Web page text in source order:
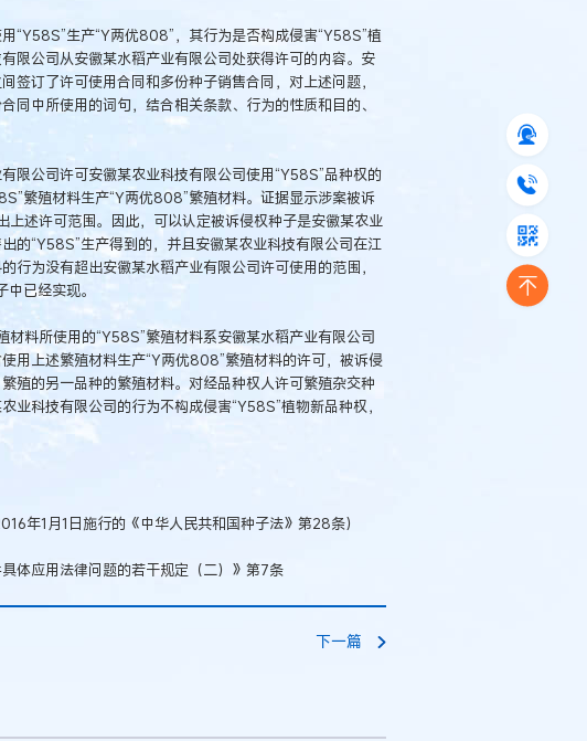
“Y58S”生产“Y两优808”，其行为是否构成侵害“Y58S”植
限公司从安徽某水稻产业有限公司处获得许可的内容。安
签订了许可使用合同和多份种子销售合同，对上述问题，
同中所使用的词句，结合相关条款、行为的性质和目的、
限公司许可安徽某农业科技有限公司使用“Y58S”品种权的
繁殖材料生产“Y两优808”繁殖材料。证据显示涉案被诉
述许可范围。因此，可以认定被诉侵权种子是安徽某农业
的“Y58S”生产得到的，并且安徽某农业科技有限公司在江
行为没有超出安徽某水稻产业有限公司许可使用的范围，
已经实现。
料所使用的“Y58S”繁殖材料系安徽某水稻产业有限公司
用上述繁殖材料生产“Y两优808”繁殖材料的许可，被诉侵
殖的另一品种的繁殖材料。对经品种权人许可繁殖杂交种
科技有限公司的行为不构成侵害“Y58S”植物新品种权，
年1月1日施行的《中华人民共和国种子法》第28条）
体应用法律问题的若干规定（二）》第7条
下一篇